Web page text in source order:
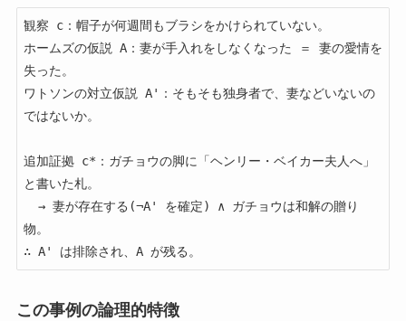
観察 c：帽子が何週間もブラシをかけられていない。
ホームズの仮説 A：妻が手入れをしなくなった ＝ 妻の愛情を
失った。
ワトソンの対立仮説 A'：そもそも独身者で、妻などいないの
ではないか。
追加証拠 c*：ガチョウの脚に「ヘンリー・ベイカー夫人へ」
と書いた札。
物。
この事例の論理的特徴